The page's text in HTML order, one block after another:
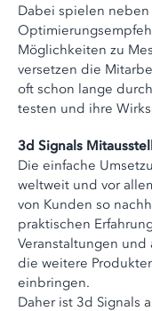
Dabei spielen
Möglichkeiten zu
versetzen die
oft schon lange
testen und ihre
3d Signals
Die einfache
weltweit und vor
von Kunden so
praktischen
Veranstaltungen und
die weitere
einbringen.
Daher ist 3d Signals